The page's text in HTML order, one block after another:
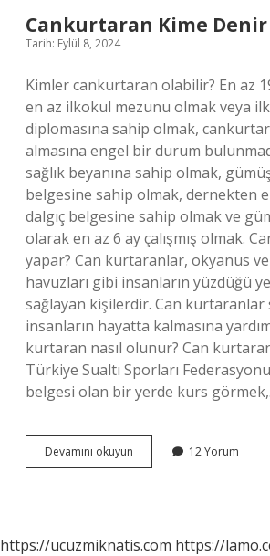
Cankurtaran Kime Denir
Tarih: Eylül 8, 2024
Kimler cankurtaran olabilir? En az
en az ilkokul mezunu olmak veya
diplomasına sahip olmak,
almasına engel bir durum
sağlık beyanına sahip olmak,
belgesine sahip olmak, dernekten
dalgıç belgesine sahip olmak ve
olarak en az 6 ay çalışmış olmak.
yapar? Can kurtaranlar, okyanus
havuzları gibi insanların yüzdüğü
sağlayan kişilerdir. Can kurtaranlar
insanların hayatta kalmasına
kurtaran nasıl olunur? Can
Türkiye Sualtı Sporları
belgesi olan bir yerde kurs
Devamını okuyun Cankurtaran
Kime
12 Yorum
https://ucuzmiknatis.com https://